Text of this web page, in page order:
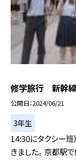
修学旅行 新幹
公開日 2024/06/21
3年生
14:30にタクシー
きました。 京都駅